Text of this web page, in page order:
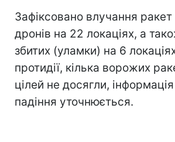
Зафіксовано влучання
дронів на 22 локаціях, а
збитих (уламки) на 6
протидії, кілька ворожих
цілей не досягли,
падіння уточнюється.